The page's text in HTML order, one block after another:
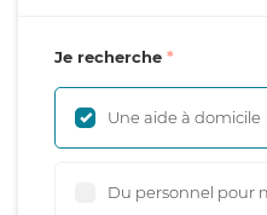
Je recherche
Une aide à domicile
Du personnel pour